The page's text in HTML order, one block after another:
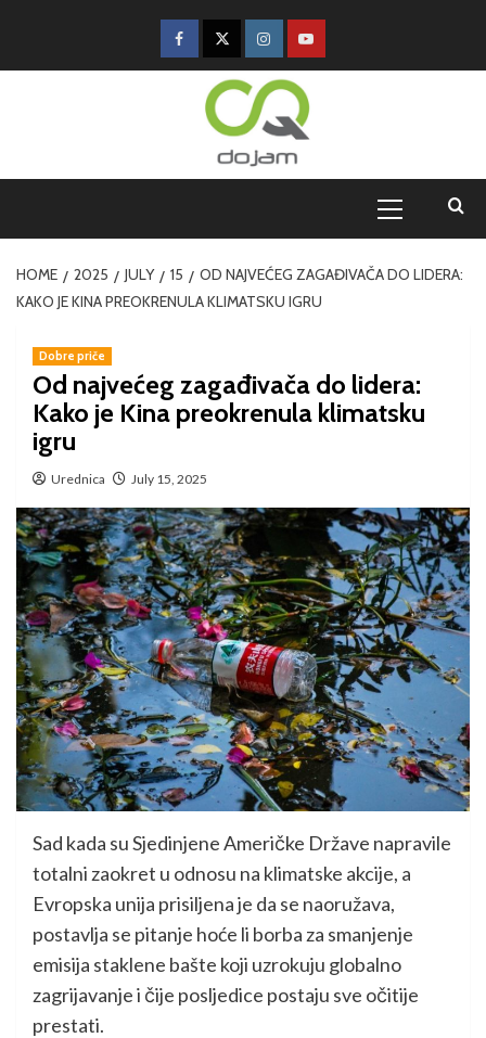
HOME 2025 JULY 15
OD NAJVEĆEG ZAGAĐIVAČA DO LIDERA:
KAKO JE KINA PREOKRENULA KLIMATSKU IGRU
Dobre priče
Od najvećeg zagađivača do lidera:
Kako je Kina preokrenula klimatsku
igru
Urednica July 15, 2025
Sad kada su Sjedinjene Američke Države napravile
totalni zaokret u odnosu na klimatske akcije, a
Evropska unija prisiljena je da se naoružava,
postavlja se pitanje hoće li borba za smanjenje
emisija staklene bašte koji uzrokuju globalno
zagrijavanje i čije posljedice postaju sve očitije
prestati.